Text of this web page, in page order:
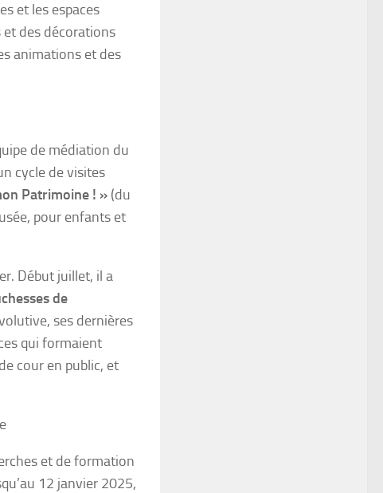
et les espaces
des décorations
animations et des
de médiation du
cycle de visites
Patrimoine ! » (du
pour enfants et
Début juillet, il a
de
ses dernières
qui formaient
cour en public, et
et de formation
12 janvier 2025,